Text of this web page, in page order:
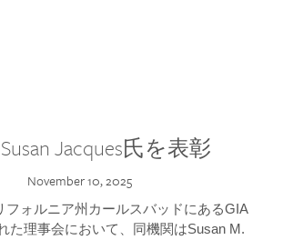
Jacques氏を表彰
November 10, 2025
フォルニア州カールスバッドにあるGIA
た理事会において、同機関はSusan M.